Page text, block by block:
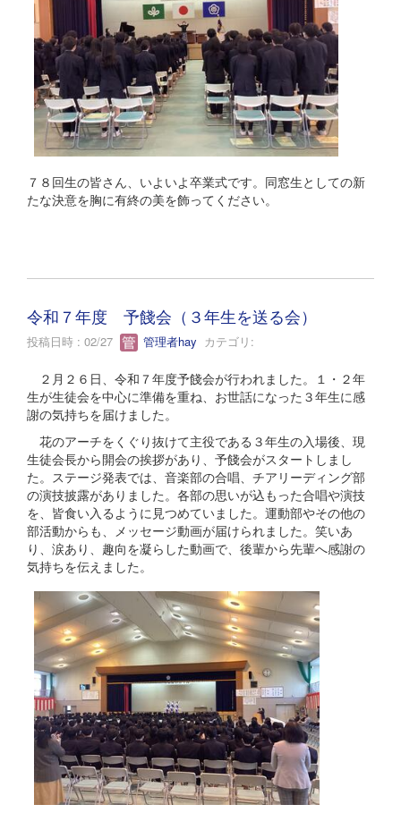
７８回生の皆さん、いよいよ卒業式です。同窓生としての新
たな決意を胸に有終の美を飾ってください。
令和７年度 予餞会（３年生を送る会）
投稿日時 : 02/27 管理者hay カテゴリ:
２月２６日、令和７年度予餞会が行われました。１・２年
生が生徒会を中心に準備を重ね、お世話になった３年生に感
謝の気持ちを届けました。
花のアーチをくぐり抜けて主役である３年生の入場後、現
生徒会長から開会の挨拶があり、予餞会がスタートしまし
た。ステージ発表では、音楽部の合唱、チアリーディング部
の演技披露がありました。各部の思いが込もった合唱や演技
を、皆食い入るように見つめていました。運動部やその他の
部活動からも、メッセージ動画が届けられました。笑いあ
り、涙あり、趣向を凝らした動画で、後輩から先輩へ感謝の
気持ちを伝えました。